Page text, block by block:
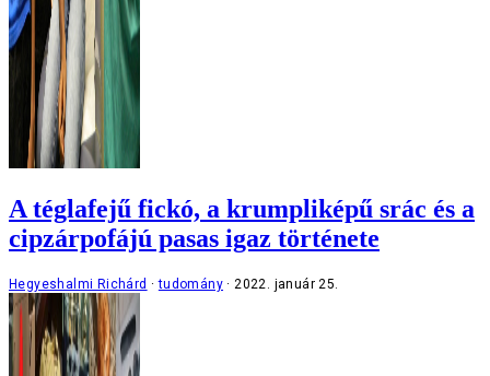
A téglafejű fickó, a krumpliképű srác és a
cipzárpofájú pasas igaz története
Hegyeshalmi Richárd tudomány 2022. január 25.